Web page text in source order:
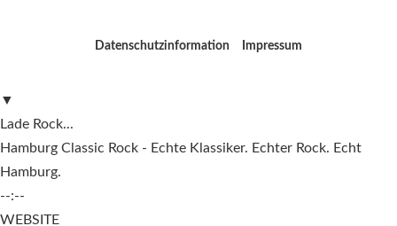
Datenschutzinformation Impressum
▼
Lade Rock...
Hamburg Classic Rock - Echte Klassiker. Echter Rock. Echt
Hamburg.
--:--
WEBSITE